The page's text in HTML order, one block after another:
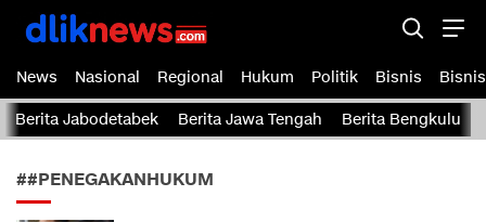
Dliknews.com
dliknews.com – Berita Cepat – Akurat dan Terverifikasi
News Nasional Regional Hukum Politik Bisnis Bisnis
Berita Jabodetabek Berita Jawa Tengah Berita Bengkulu
##PENEGAKANHUKUM